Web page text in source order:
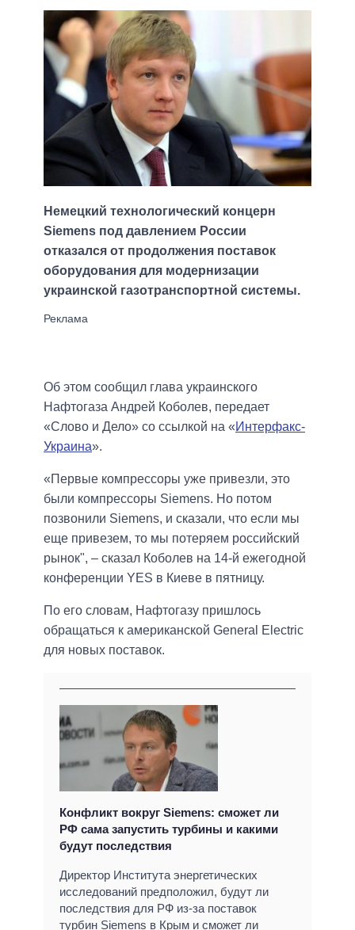
Немецкий технологический концерн
Siemens под давлением России
отказался от продолжения поставок
оборудования для модернизации
украинской газотранспортной системы.
Об этом сообщил глава украинского
Нафтогаза Андрей Коболев, передает
«Слово и Дело» со ссылкой на «Интерфакс-
Украина».
«Первые компрессоры уже привезли, это
были компрессоры Siemens. Но потом
позвонили Siemens, и сказали, что если мы
еще привезем, то мы потеряем российский
рынок", – сказал Коболев на 14-й ежегодной
конференции YES в Киеве в пятницу.
По его словам, Нафтогазу пришлось
обращаться к американской General Electric
для новых поставок.
Конфликт вокруг Siemens: сможет ли
РФ сама запустить турбины и какими
будут последствия
Директор Института энергетических
исследований предположил, будут ли
последствия для РФ из-за поставок
турбин Siemens в Крым и сможет ли